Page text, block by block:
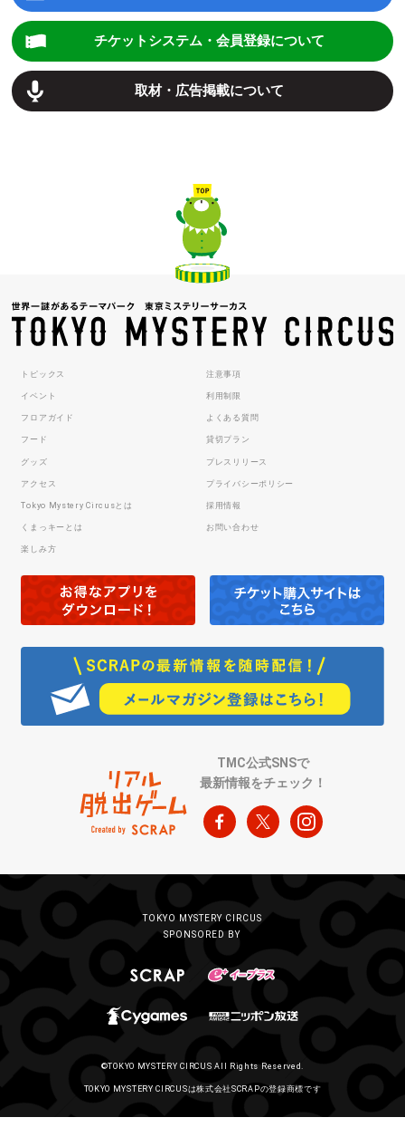
チケットシステム・会員登録について
取材・広告掲載について
トピックス
イベント
フロアガイド
フード
グッズ
アクセス
Tokyo Mystery Circusとは
くまっキーとは
楽しみ方
注意事項
利用制限
よくある質問
貸切プラン
プレスリリース
プライバシーポリシー
採用情報
お問い合わせ
TMC公式SNSで
最新情報をチェック！
TOKYO MYSTERY CIRCUS
SPONSORED BY
©TOKYO MYSTERY CIRCUS All Rights Reserved.
TOKYO MYSTERY CIRCUSは株式会社SCRAPの登録商標です